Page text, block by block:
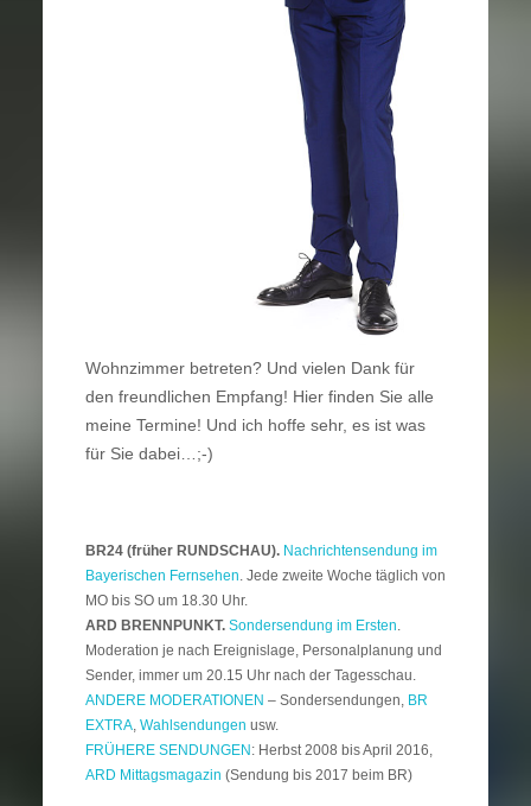
Wohnzimmer betreten? Und vielen Dank für
den freundlichen Empfang! Hier finden Sie alle
meine Termine! Und ich hoffe sehr, es ist was
für Sie dabei…;-)
BR24 (früher RUNDSCHAU). Nachrichtensendung im
Bayerischen Fernsehen. Jede zweite Woche täglich von
MO bis SO um 18.30 Uhr.
ARD BRENNPUNKT. Sondersendung im Ersten.
Moderation je nach Ereignislage, Personalplanung und
Sender, immer um 20.15 Uhr nach der Tagesschau.
ANDERE MODERATIONEN – Sondersendungen, BR
EXTRA, Wahlsendungen usw.
FRÜHERE SENDUNGEN : Herbst 2008 bis April 2016,
ARD Mittagsmagazin (Sendung bis 2017 beim BR)